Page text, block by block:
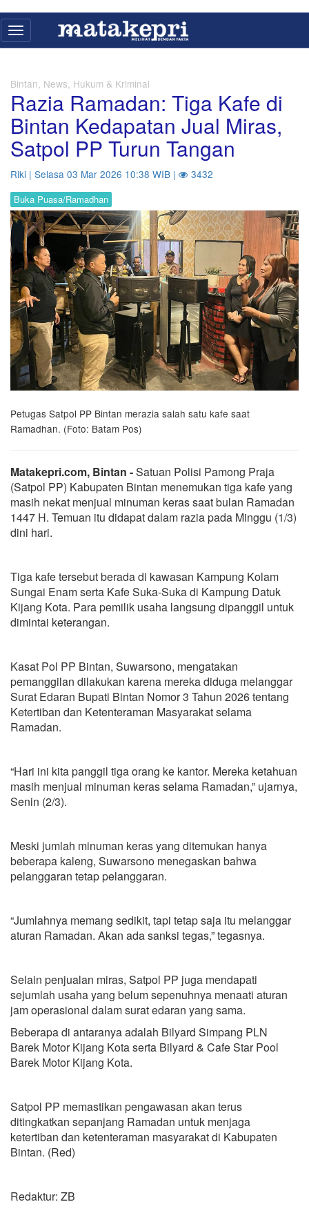
Toggle
navigation
Bintan, News, Hukum & Kriminal
Razia Ramadan: Tiga Kafe di
Bintan Kedapatan Jual Miras,
Satpol PP Turun Tangan
Riki | Selasa 03 Mar 2026 10:38 WIB | 3432
Buka Puasa/Ramadhan
Petugas Satpol PP Bintan merazia salah satu kafe saat
Ramadhan. (Foto: Batam Pos)
Matakepri.com, Bintan -Satuan Polisi Pamong Praja
(Satpol PP) Kabupaten Bintan menemukan tiga kafe yang
masih nekat menjual minuman keras saat bulan Ramadan
1447 H. Temuan itu didapat dalam razia pada Minggu (1/3)
dini hari.
Tiga kafe tersebut berada di kawasan Kampung Kolam
Sungai Enam serta Kafe Suka-Suka di Kampung Datuk
Kijang Kota. Para pemilik usaha langsung dipanggil untuk
dimintai keterangan.
Kasat Pol PP Bintan, Suwarsono, mengatakan
pemanggilan dilakukan karena mereka diduga melanggar
Surat Edaran Bupati Bintan Nomor 3 Tahun 2026 tentang
Ketertiban dan Ketenteraman Masyarakat selama
Ramadan.
“Hari ini kita panggil tiga orang ke kantor. Mereka ketahuan
masih menjual minuman keras selama Ramadan,” ujarnya,
Senin (2/3).
Meski jumlah minuman keras yang ditemukan hanya
beberapa kaleng, Suwarsono menegaskan bahwa
pelanggaran tetap pelanggaran.
“Jumlahnya memang sedikit, tapi tetap saja itu melanggar
aturan Ramadan. Akan ada sanksi tegas,” tegasnya.
Selain penjualan miras, Satpol PP juga mendapati
sejumlah usaha yang belum sepenuhnya menaati aturan
jam operasional dalam surat edaran yang sama.
Beberapa di antaranya adalah Bilyard Simpang PLN
Barek Motor Kijang Kota serta Bilyard & Cafe Star Pool
Barek Motor Kijang Kota.
Satpol PP memastikan pengawasan akan terus
ditingkatkan sepanjang Ramadan untuk menjaga
ketertiban dan ketenteraman masyarakat di Kabupaten
Bintan. (Red)
Redaktur: ZB